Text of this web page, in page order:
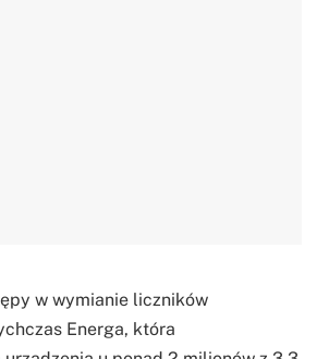
w wymianie liczników
Energa, która